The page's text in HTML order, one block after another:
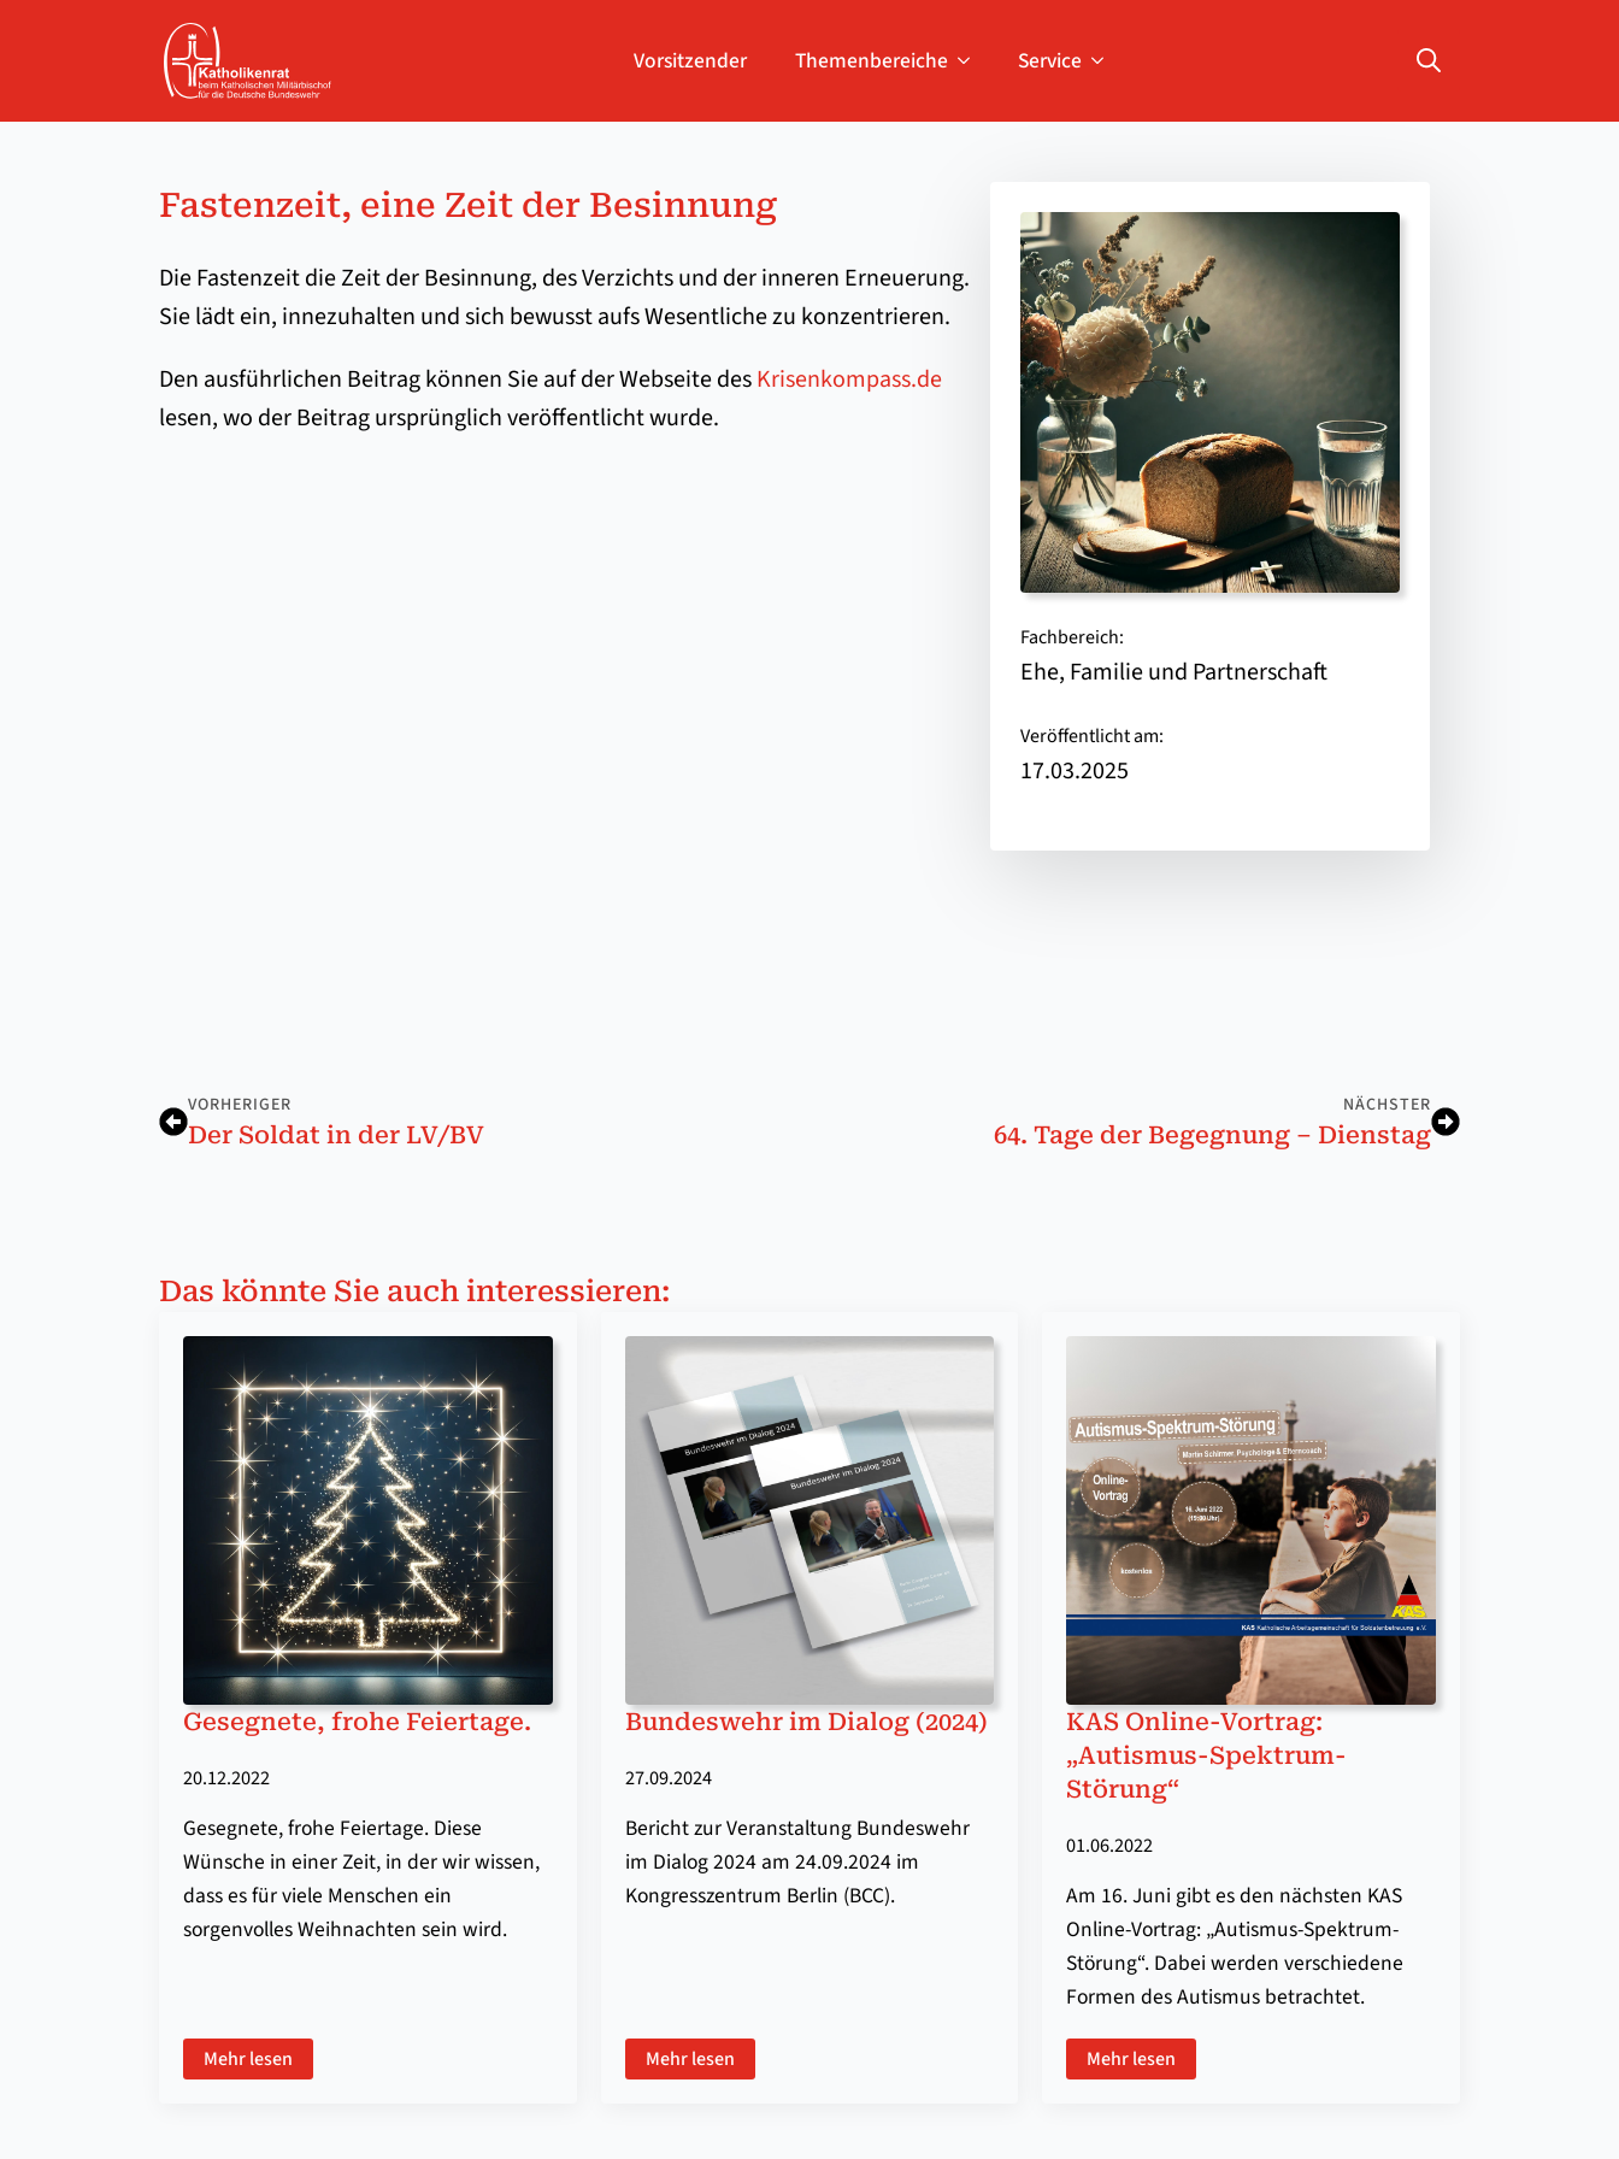
Vorsitzender Themenbereiche Service
Fastenzeit, eine Zeit der Besinnung
Die Fastenzeit die Zeit der Besinnung, des Verzichts und der inneren Erneuerung.
Sie lädt ein, innezuhalten und sich bewusst aufs Wesentliche zu konzentrieren.
Den ausführlichen Beitrag können Sie auf der Webseite desKrisenkompass.de
lesen, wo der Beitrag ursprünglich veröffentlicht wurde.
Fachbereich:
Ehe, Familie und Partnerschaft
Veröffentlicht am:
17.03.2025
VORHERIGER
Der Soldat in der LV/BV
NÄCHSTER
64. Ta­ge der Be­geg­nung – Diens­tag
Das könnte Sie auch interessieren:
Gesegnete, frohe Feiertage.
20.12.2022
Gesegnete, frohe Feiertage. Diese
Wünsche in einer Zeit, in der wir wissen,
dass es für viele Menschen ein
sorgenvolles Weihnachten sein wird.
Mehr lesen
Bundeswehr im Dialog (2024)
27.09.2024
Bericht zur Veranstaltung Bundeswehr
im Dialog 2024 am 24.09.2024 im
Kongresszentrum Berlin (BCC).
Mehr lesen
KAS Online-Vortrag:
„Autismus-Spektrum-
Störung“
01.06.2022
Am 16. Juni gibt es den nächsten KAS
Online-Vortrag: „Autismus-Spektrum-
Störung“. Dabei werden verschiedene
Formen des Autismus betrachtet.
Mehr lesen